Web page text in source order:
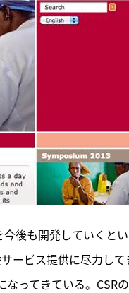
後も開発していくと
ービス提供に尽力し
ってきている。CSR